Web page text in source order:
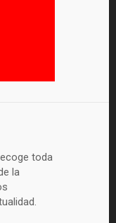
toda
la